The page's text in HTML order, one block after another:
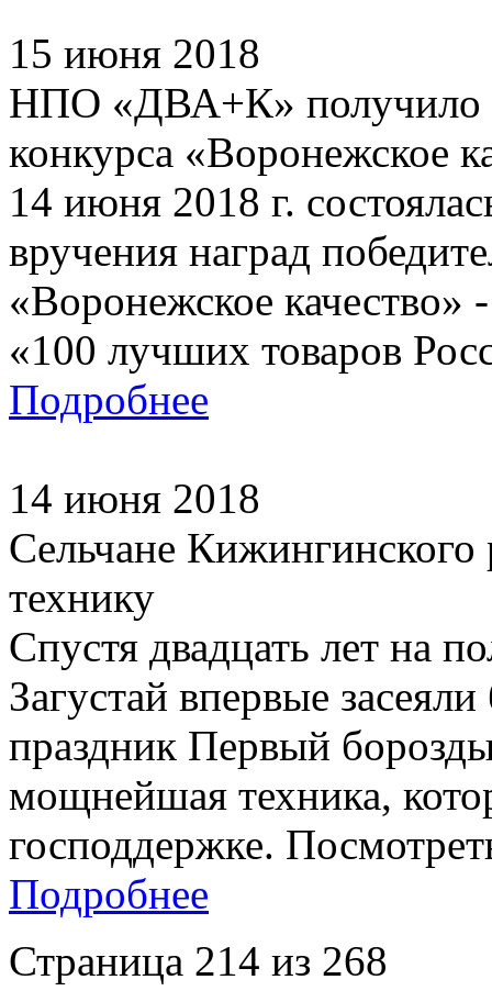
15 июня 2018
НПО «ДВА+К» получило
конкурса «Воронежское
14 июня 2018 г.
вручения наград
«Воронежское качество»
«100 лучших товаров
Подробнее
14 июня 2018
Сельчане
технику
Спустя двадцать лет на
Загустай впервые
праздник Первый
мощнейшая техника,
господдержке.
Подробнее
Страница 214 из 268